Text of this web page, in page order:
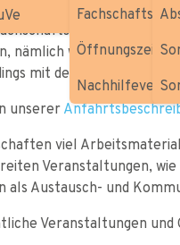
mit!
Öffnungszeiten
der
nämlich waren das
mit der Eröffnung der
unserer
viel
Veranstaltungen,
als Austausch- und
Veranstaltungen